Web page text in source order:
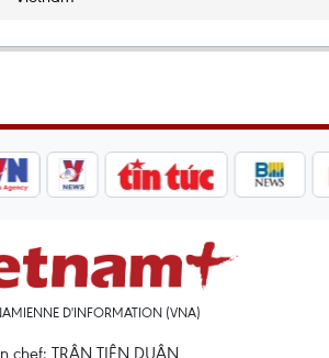
D'INFORMATION (VNA)
chef: TRÂN TIÊN DUÂN